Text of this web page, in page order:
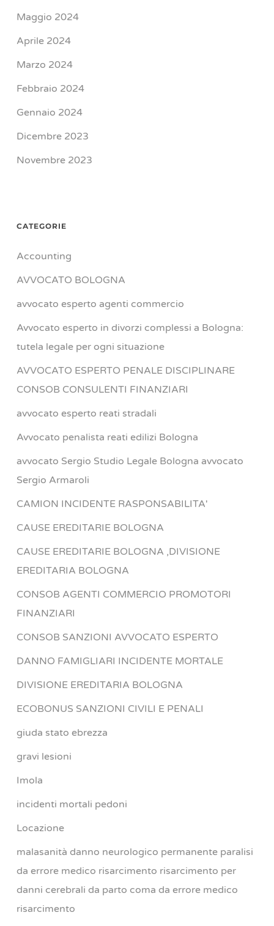
Maggio 2024
Aprile 2024
Marzo 2024
Febbraio 2024
Gennaio 2024
Dicembre 2023
Novembre 2023
CATEGORIE
Accounting
AVVOCATO BOLOGNA
avvocato esperto agenti commercio
Avvocato esperto in divorzi complessi a Bologna:
tutela legale per ogni situazione
AVVOCATO ESPERTO PENALE DISCIPLINARE
CONSOB CONSULENTI FINANZIARI
avvocato esperto reati stradali
Avvocato penalista reati edilizi Bologna
avvocato Sergio Studio Legale Bologna avvocato
Sergio Armaroli
CAMION INCIDENTE RASPONSABILITA'
CAUSE EREDITARIE BOLOGNA
CAUSE EREDITARIE BOLOGNA ,DIVISIONE
EREDITARIA BOLOGNA
CONSOB AGENTI COMMERCIO PROMOTORI
FINANZIARI
CONSOB SANZIONI AVVOCATO ESPERTO
DANNO FAMIGLIARI INCIDENTE MORTALE
DIVISIONE EREDITARIA BOLOGNA
ECOBONUS SANZIONI CIVILI E PENALI
giuda stato ebrezza
gravi lesioni
Imola
incidenti mortali pedoni
Locazione
malasanità danno neurologico permanente paralisi
da errore medico risarcimento risarcimento per
danni cerebrali da parto coma da errore medico
risarcimento